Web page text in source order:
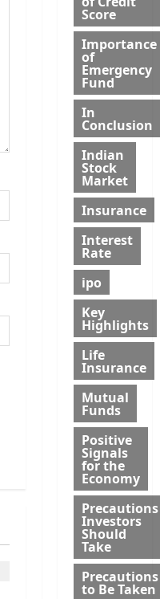
Score
Importance
of
Emergency
Fund
In
Conclusion
Indian
Stock
Market
Insurance
Interest
Rate
ipo
Key
Highlights
Life
Insurance
Mutual
Funds
Positive
Signals
for the
Economy
Precautions
Investors
Should
Take
Precautions
to Be Taken